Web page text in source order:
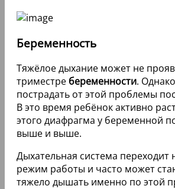
Беременность
Тяжёлое дыхание может не
триместре беременности.
пострадать от этой проблемы
В это время ребёнок активно
этого диафрагма у беременной
выше и выше.
Дыхательная система переходит
режим работы и часто может
тяжело дышать именно по этой